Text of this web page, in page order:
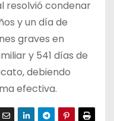
resolvió condenar
y un día de
graves en
y 541 días de
debiendo
efectiva.